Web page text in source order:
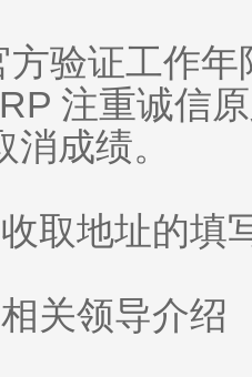
验证工作年
注重诚信
成绩。
取地址的填
关领导介绍